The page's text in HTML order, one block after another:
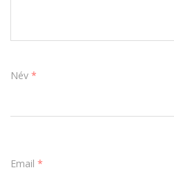
Név *
Email *